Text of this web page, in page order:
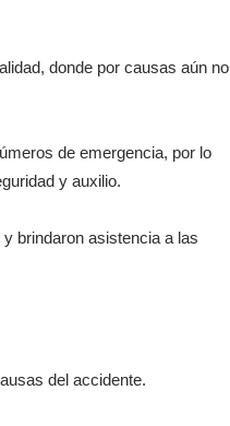
donde por causas aún no
de emergencia, por lo
y auxilio.
brindaron asistencia a las
del accidente.